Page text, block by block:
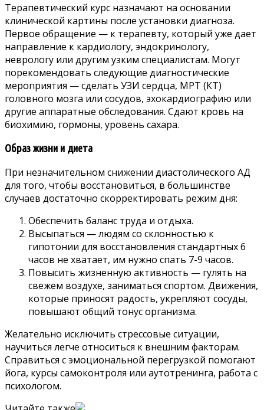
Терапевтический курс назначают на основании
клинической картины после установки диагноза.
Первое обращение — к терапевту, который уже дает
направление к кардиологу, эндокринологу,
неврологу или другим узким специалистам. Могут
порекомендовать следующие диагностические
мероприятия — сделать УЗИ сердца, МРТ (КТ)
головного мозга или сосудов, эхокардиографию или
другие аппаратные обследования. Сдают кровь на
биохимию, гормоны, уровень сахара.
Образ жизни и диета
При незначительном снижении диастолического АД
для того, чтобы восстановиться, в большинстве
случаев достаточно скорректировать режим дня:
Обеспечить баланс труда и отдыха.
Высыпаться — людям со склонностью к
гипотонии для восстановления стандартных 6
часов не хватает, им нужно спать 7-9 часов.
Повысить жизненную активность — гулять на
свежем воздухе, заниматься спортом. Движения,
которые приносят радость, укрепляют сосуды,
повышают общий тонус организма.
Желательно исключить стрессовые ситуации,
научиться легче относиться к внешним факторам.
Справиться с эмоциональной перегрузкой помогают
йога, курсы самоконтроля или аутотренинга, работа с
психологом.